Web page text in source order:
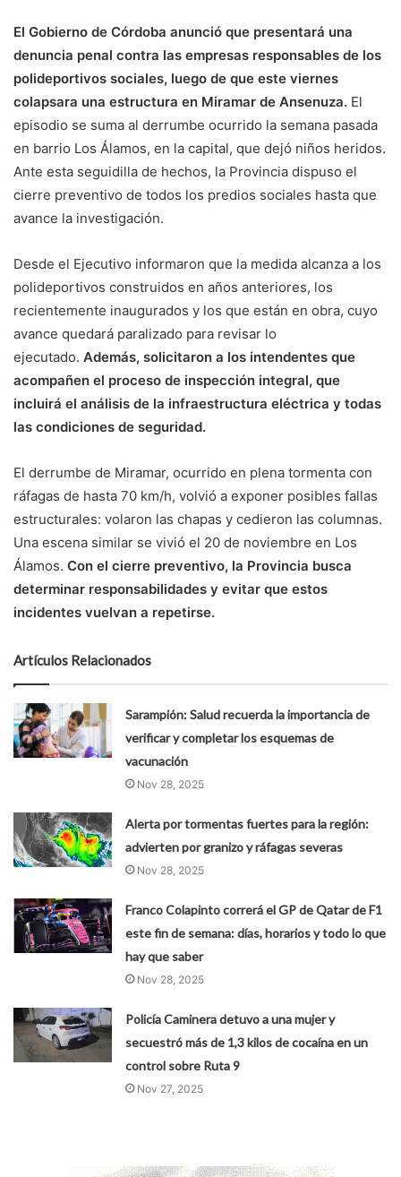
El Gobierno de Córdoba anunció que presentará una
denuncia penal contra las empresas responsables de los
polideportivos sociales, luego de que este viernes
colapsara una estructura en Miramar de Ansenuza. El
episodio se suma al derrumbe ocurrido la semana pasada
en barrio Los Álamos, en la capital, que dejó niños heridos.
Ante esta seguidilla de hechos, la Provincia dispuso el
cierre preventivo de todos los predios sociales hasta que
avance la investigación.
Desde el Ejecutivo informaron que la medida alcanza a los
polideportivos construidos en años anteriores, los
recientemente inaugurados y los que están en obra, cuyo
avance quedará paralizado para revisar lo
ejecutado. Además, solicitaron a los intendentes que
acompañen el proceso de inspección integral, que
incluirá el análisis de la infraestructura eléctrica y todas
las condiciones de seguridad.
El derrumbe de Miramar, ocurrido en plena tormenta con
ráfagas de hasta 70 km/h, volvió a exponer posibles fallas
estructurales: volaron las chapas y cedieron las columnas.
Una escena similar se vivió el 20 de noviembre en Los
Álamos. Con el cierre preventivo, la Provincia busca
determinar responsabilidades y evitar que estos
incidentes vuelvan a repetirse.
Artículos Relacionados
Sarampión: Salud recuerda la importancia de
verificar y completar los esquemas de
vacunación
Nov 28, 2025
Alerta por tormentas fuertes para la región:
advierten por granizo y ráfagas severas
Nov 28, 2025
Franco Colapinto correrá el GP de Qatar de F1
este fin de semana: días, horarios y todo lo que
hay que saber
Nov 28, 2025
Policía Caminera detuvo a una mujer y
secuestró más de 1,3 kilos de cocaína en un
control sobre Ruta 9
Nov 27, 2025